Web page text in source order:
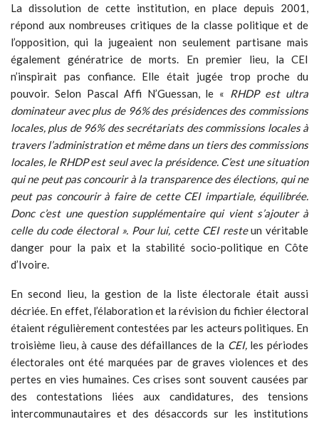
La dissolution de cette institution, en place depuis 2001,
répond aux nombreuses critiques de la classe politique et de
l’opposition, qui la jugeaient non seulement partisane mais
également génératrice de morts. En premier lieu, la CEI
n’inspirait pas confiance. Elle était jugée trop proche du
pouvoir. Selon Pascal Affi N’Guessan, le « RHDP est ultra
dominateur avec plus de 96% des présidences des commissions
locales, plus de 96% des secrétariats des commissions locales à
travers l’administration et même dans un tiers des commissions
locales, le RHDP est seul avec la présidence. C’est une situation
qui ne peut pas concourir à la transparence des élections, qui ne
peut pas concourir à faire de cette CEI impartiale, équilibrée.
Donc c’est une question supplémentaire qui vient s’ajouter à
celle du code électoral ». Pour lui, cette CEI resteun véritable
danger pour la paix et la stabilité socio-politique en Côte
d’Ivoire.
En second lieu, la gestion de la liste électorale était aussi
décriée. En effet, l’élaboration et la révision du fichier électoral
étaient régulièrement contestées par les acteurs politiques. En
troisième lieu, à cause des défaillances de la CEI,les périodes
électorales ont été marquées par de graves violences et des
pertes en vies humaines. Ces crises sont souvent causées par
des contestations liées aux candidatures, des tensions
intercommunautaires et des désaccords sur les institutions